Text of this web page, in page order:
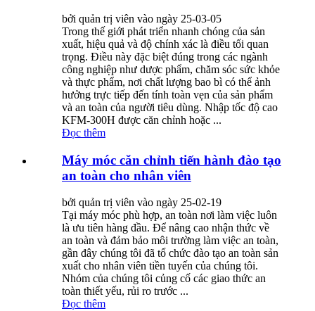
bởi quản trị viên vào ngày 25-03-05
Trong thế giới phát triển nhanh chóng của sản
xuất, hiệu quả và độ chính xác là điều tối quan
trọng. Điều này đặc biệt đúng trong các ngành
công nghiệp như dược phẩm, chăm sóc sức khỏe
và thực phẩm, nơi chất lượng bao bì có thể ảnh
hưởng trực tiếp đến tính toàn vẹn của sản phẩm
và an toàn của người tiêu dùng. Nhập tốc độ cao
KFM-300H được căn chỉnh hoặc ...
Đọc thêm
Máy móc căn chỉnh tiến hành đào tạo
an toàn cho nhân viên
bởi quản trị viên vào ngày 25-02-19
Tại máy móc phù hợp, an toàn nơi làm việc luôn
là ưu tiên hàng đầu. Để nâng cao nhận thức về
an toàn và đảm bảo môi trường làm việc an toàn,
gần đây chúng tôi đã tổ chức đào tạo an toàn sản
xuất cho nhân viên tiền tuyến của chúng tôi.
Nhóm của chúng tôi củng cố các giao thức an
toàn thiết yếu, rủi ro trước ...
Đọc thêm